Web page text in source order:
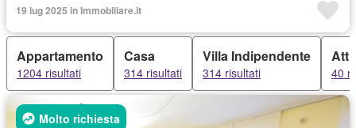
19 lug 2025 in Immobiliare.it
Appartamento
1204 risultati
Casa
314 risultati
Villa Indipendente
314 risultati 40
Molto richiesta